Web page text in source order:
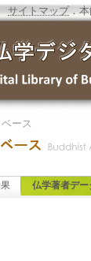
サイトマップ．
ース
仏学著者デー